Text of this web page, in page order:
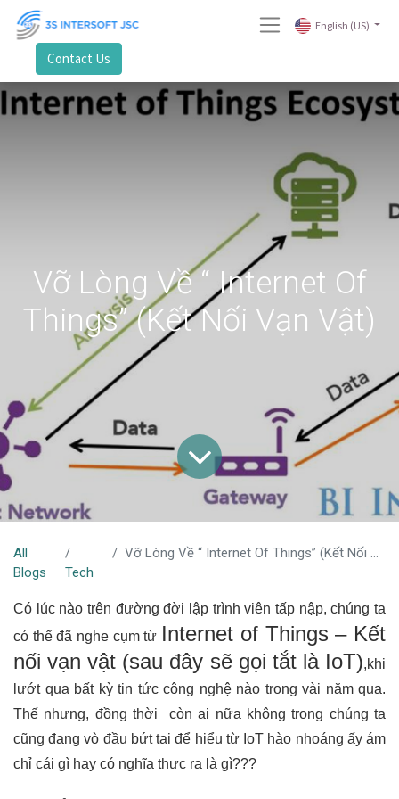
English (US)
Contact Us
Vỡ Lòng Về “ Internet Of
Things” (Kết Nối Vạn Vật)
All
Blogs
Tech
Vỡ Lòng Về “ Internet Of Things” (Kết Nối Vạn Vật)
Có lúc nào trên đường đời lập trình viên tấp nập, chúng ta
có thể đã nghe cụm từ Internet of Things – Kết
nối vạn vật (sau đây sẽ gọi tắt là IoT),khi
lướt qua bất kỳ tin tức công nghệ nào trong vài năm qua.
Thế nhưng, đồng thời còn ai nữa không trong chúng ta
cũng đang vò đầu bứt tai để hiểu từ IoT hào nhoáng ấy ám
chỉ cái gì hay có nghĩa thực ra là gì???